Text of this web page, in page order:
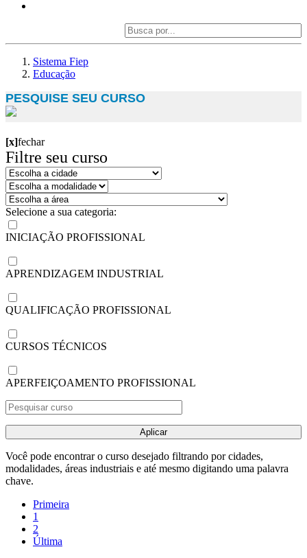
Sistema Fiep
Educação
PESQUISE SEU CURSO
[x]fechar
Filtre seu curso
Selecione a sua categoria:
INICIAÇÃO PROFISSIONAL
APRENDIZAGEM INDUSTRIAL
QUALIFICAÇÃO PROFISSIONAL
CURSOS TÉCNICOS
APERFEIÇOAMENTO PROFISSIONAL
Aplicar
Você pode encontrar o curso desejado filtrando por cidades,
modalidades, áreas industriais e até mesmo digitando uma palavra
chave.
Primeira
1
2
Última